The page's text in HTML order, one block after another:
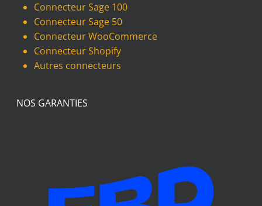
Connecteur Sage 100
Connecteur Sage 50
Connecteur WooCommerce
Connecteur Shopify
Autres connecteurs
NOS GARANTIES